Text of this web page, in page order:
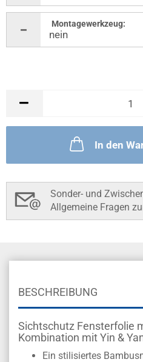
Montagewerkzeug:
In den
Sonder- und
Allgemeine Fragen
BESCHREIBUNG
Sichtschutz Fensterfolie
Kombination mit Yin &
Ein stilisiertes